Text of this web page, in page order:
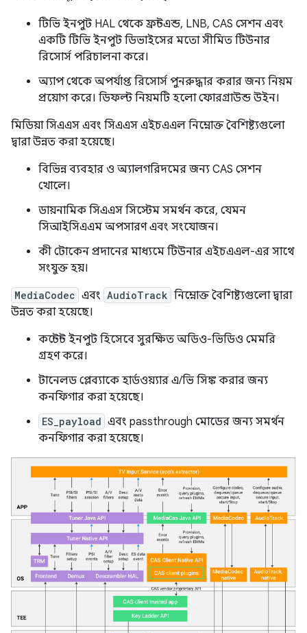
টিভি ইনপুট HAL থেকে ফ্রন্টএন্ড, LNB, CAS সেশন এবং
একটি টিভি ইনপুট ডিভাইসের মতো সীমিত টিউনার
রিসোর্স পরিচালনা করে।
অ্যাপ থেকে অপর্যাপ্ত রিসোর্স পুনরুদ্ধার করার জন্য নিয়ম
প্রয়োগ করে। ডিফল্ট নিয়মটি হলো ফোরগ্রাউন্ড উইন।
মিডিয়া সিএএস এবং সিএএস এইচএএল নিম্নোক্ত বৈশিষ্ট্যগুলো
দ্বারা উন্নত করা হয়েছে।
বিভিন্ন ব্যবহার ও অ্যালগরিদমের জন্য CAS সেশন
খোলে।
ডায়নামিক সিএএস সিস্টেম সমর্থন করে, যেমন
সিআইসিএএম অপসারণ এবং সংযোজন।
কী টোকেন প্রদানের মাধ্যমে টিউনার এইচএএল-এর সাথে
সংযুক্ত হয়।
MediaCodec এবং AudioTrack নিম্নোক্ত বৈশিষ্ট্যগুলো দ্বারা
উন্নত করা হয়েছে।
কন্টেন্ট ইনপুট হিসেবে সুরক্ষিত অডিও-ভিডিও মেমরি
গ্রহণ করে।
টানেলড প্লেব্যাকে হার্ডওয়্যার এ/ভি সিঙ্ক করার জন্য
কনফিগার করা হয়েছে।
ES_payload এবং passthrough মোডের জন্য সমর্থন
কনফিগার করা হয়েছে।